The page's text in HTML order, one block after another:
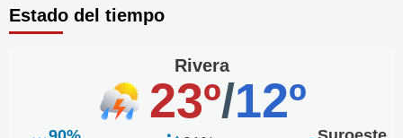
Estado del tiempo
Rivera
23º/12º